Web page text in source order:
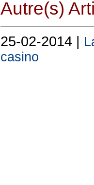
Autre(s)
25-02-2014 |
casino